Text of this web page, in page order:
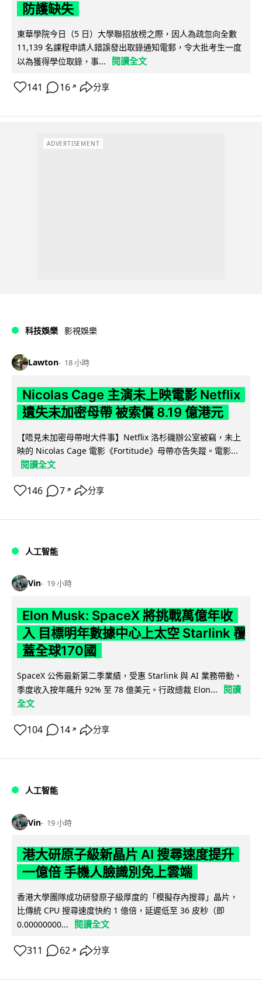
防護缺失
東華學院今日（5 日）大學聯招放榜之際，因人為疏忽向全數
11,139 名課程申請人錯誤發出取錄通知電郵，令大批考生一度
以為獲得學位取錄，事...
閱讀全文
141 16 ↗ 分享
ADVERTISEMENT
科技娛樂 影視娛樂
Lawton 18 小時
Nicolas Cage 主演未上映電影 Netflix
遺失未加密母帶 被索償 8.19 億港元
【唔見未加密母帶咁大件事】Netflix 洛杉磯辦公室被竊，未上
映的 Nicolas Cage 電影《Fortitude》母帶亦告失蹤。電影...
閱讀全文
146 7 ↗ 分享
人工智能
Vin 19 小時
Elon Musk: SpaceX 將挑戰萬億年收
入 目標明年數據中心上太空 Starlink 覆
蓋全球170國
SpaceX 公佈最新第二季業績，受惠 Starlink 與 AI 業務帶動，
季度收入按年飆升 92% 至 78 億美元。行政總裁 Elon...
閱讀
全文
104 14 ↗ 分享
人工智能
Vin 19 小時
港大研原子級新晶片 AI 搜尋速度提升
一億倍 手機人臉識別免上雲端
香港大學團隊成功研發原子級厚度的「模擬存內搜尋」晶片，
比傳統 CPU 搜尋速度快約 1 億倍，延遲低至 36 皮秒（即
0.00000000...
閱讀全文
311 62 ↗ 分享